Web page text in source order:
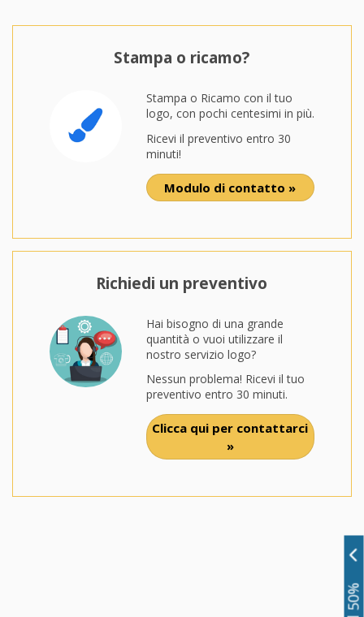
Stampa o ricamo?
Stampa o Ricamo con il tuo
logo, con pochi centesimi in più.
Ricevi il preventivo entro 30
minuti!
Modulo di contatto »
Richiedi un preventivo
Hai bisogno di una grande
quantità o vuoi utilizzare il
nostro servizio logo?
Nessun problema! Ricevi il tuo
preventivo entro 30 minuti.
Clicca qui per contattarci
»